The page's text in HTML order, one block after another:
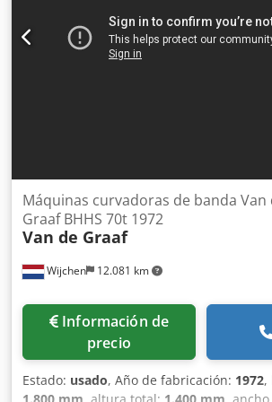
x 1600 x 1350 h Peso kg 950
Wijchen 12.081 km
Máquinas curvadoras de banda Van
Graaf BHHS 70t 1972
Van de Graaf
Información de
precio
Estado: usado, Año de fabricación: 1972,